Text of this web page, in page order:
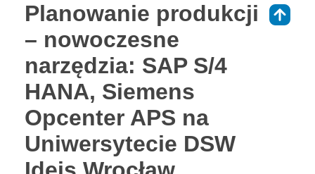
Planowanie produkcji
– nowoczesne
narzędzia: SAP S/4
HANA, Siemens
Opcenter APS na
Uniwersytecie DSW